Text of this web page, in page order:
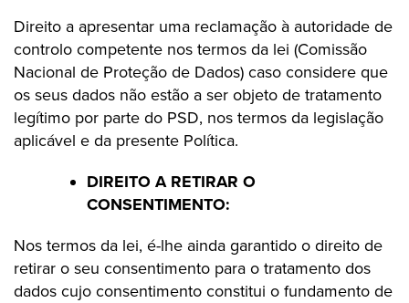
Direito a apresentar uma reclamação à autoridade de
controlo competente nos termos da lei (Comissão
Nacional de Proteção de Dados) caso considere que
os seus dados não estão a ser objeto de tratamento
legítimo por parte do PSD, nos termos da legislação
aplicável e da presente Política.
DIREITO A RETIRAR O
CONSENTIMENTO:
Nos termos da lei, é-lhe ainda garantido o direito de
retirar o seu consentimento para o tratamento dos
dados cujo consentimento constitui o fundamento de